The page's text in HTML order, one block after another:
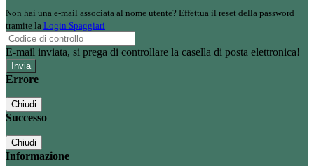
Non hai una e-mail associata al nome utente? Effettua il reset della password
tramite la Login Spaggiari
E-mail inviata, si prega di controllare la casella di posta elettronica!
Errore
Chiudi
Successo
Chiudi
Informazione